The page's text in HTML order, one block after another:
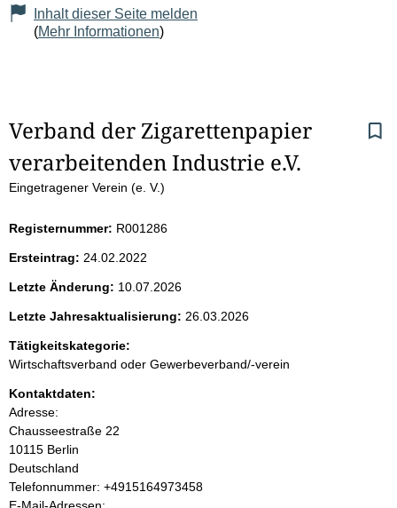
Inhalt dieser Seite melden
(Mehr Informationen)
S
e
t
e
n
i
n
h
a
Verband der Zigarettenpapier
verarbeitenden Industrie e.V.
Eingetragener Verein (e. V.)
Registernummer: R001286
Ersteintrag: 24.02.2022
Letzte Änderung: 10.07.2026
Letzte Jahresaktualisierung: 26.03.2026
Tätigkeitskategorie:
Wirtschaftsverband oder Gewerbeverband/-verein
Kontaktdaten:
Adresse:
Chausseestraße 22
10115 Berlin
Deutschland
K
o
Telefonnummer: +4915164973458